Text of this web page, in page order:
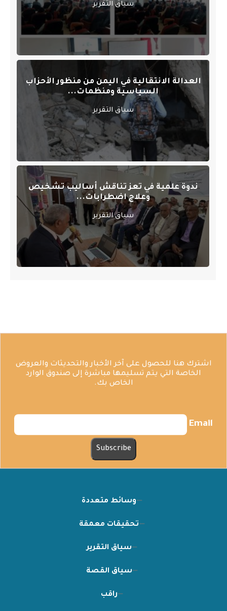
سياق التقرير
العدالة الانتقالية في اليمن من منظور الأحزاب
السياسية ومنظمات...
سياق التقرير
ندوة علمية في تعز تناقش أساليب تشخيص
وعلاج اضطرابات...
سياق التقرير
اشترك هنا للحصول على آخر الأخبار والتحديثات والعروض
الخاصة التي يتم تسليمها مباشرة إلى صندوق الوارد
الخاص بك.
Email
وسائط متعددة
تحقيقات معمقة
سياق التقرير
سياق القصة
راقب